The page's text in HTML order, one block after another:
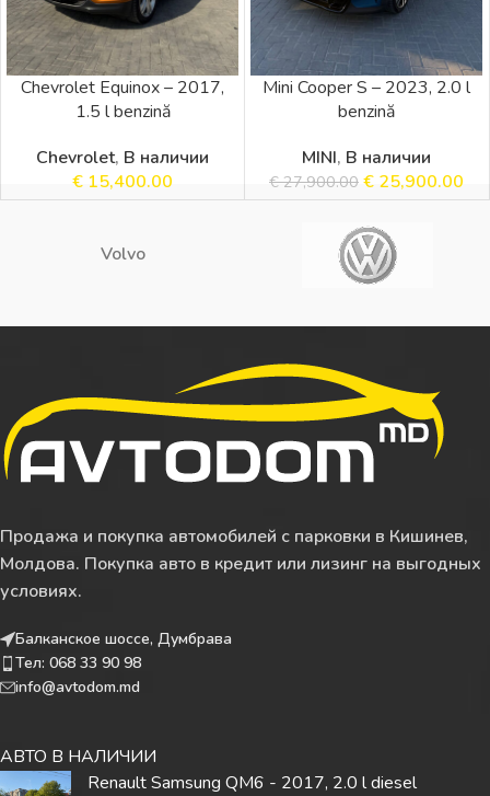
Chevrolet Equinox – 2017,
1.5 l benzină
Chevrolet, В наличии
€ 15,400.00
Mini Cooper S – 2023, 2.0 l
benzină
MINI, В наличии
€27,900.00 € 25,900.00
Volvo
Продажа и покупка автомобилей с парковки в Кишинев,
Молдова. Покупка авто в кредит или лизинг на выгодных
условиях.
Балканское шоссе, Думбрава
Тел: 068 33 90 98
info@avtodom.md
АВТО В НАЛИЧИИ
Renault Samsung QM6 - 2017, 2.0 l diesel